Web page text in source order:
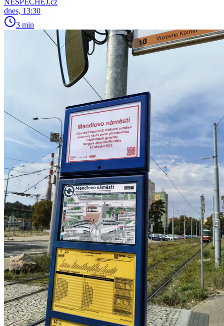
dnes, 13:30
3 min